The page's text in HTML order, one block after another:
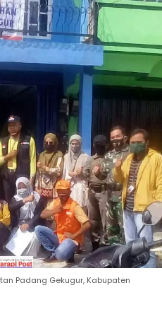
Padang Gekugur, Kabupaten